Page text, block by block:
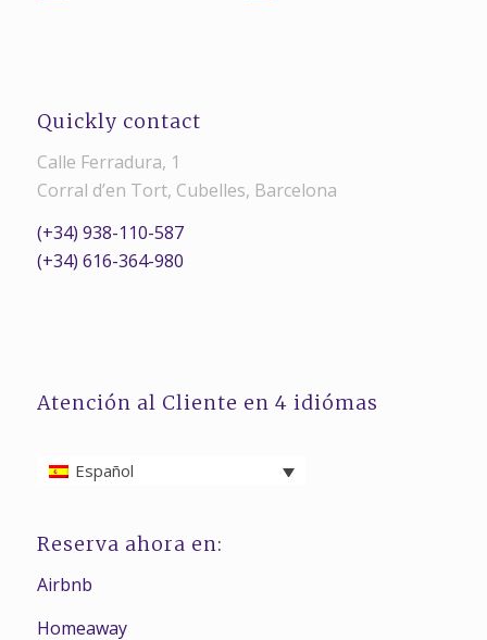
Quickly contact
Calle Ferradura, 1
Corral d’en Tort, Cubelles, Barcelona
(+34) 938-110-587
(+34) 616-364-980
Atención al Cliente en 4 idiómas
Español
Reserva ahora en:
Airbnb
Homeaway